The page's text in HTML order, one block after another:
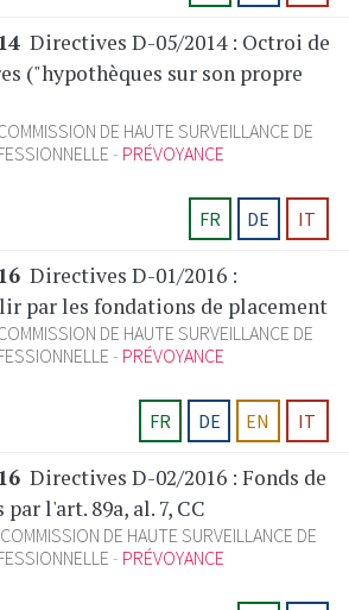
Directives D-05/2014 : Octroi de
("hypothèques sur son propre
DE HAUTE SURVEILLANCE DE
PRÉVOYANCE
FR
DE IT
Directives D-01/2016 :
par les fondations de placement
DE HAUTE SURVEILLANCE DE
PRÉVOYANCE
FR
DE EN IT
Directives D-02/2016 : Fonds de
l'art. 89a, al. 7, CC
COMMISSION DE HAUTE SURVEILLANCE DE
PRÉVOYANCE